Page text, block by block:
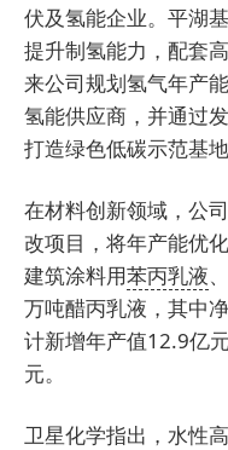
伏及氢能企业。平湖
提升制氢能力，配套
来公司规划氢气年产
氢能供应商，并通过
打造绿色低碳示范基地
在材料创新领域，公
改项目，将年产能优
建筑涂料用苯丙乳液
万吨醋丙乳液，其中
计新增年产值12.9亿
元。
卫星化学指出，水性